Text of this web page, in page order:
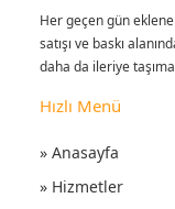
Her geçen gün
satışı ve baskı
daha da ileriye
Hızlı Menü
» Anasayfa
» Hizmetler